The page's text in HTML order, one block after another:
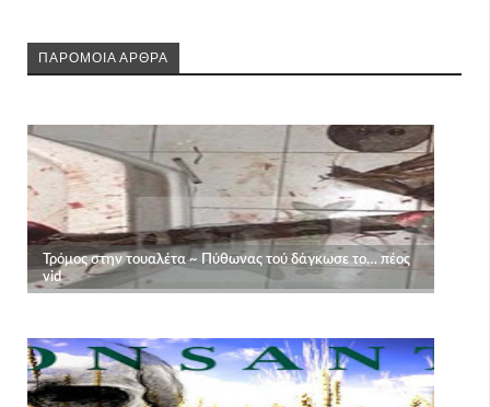
ΠΑΡΟΜΟΙΑ ΑΡΘΡΑ